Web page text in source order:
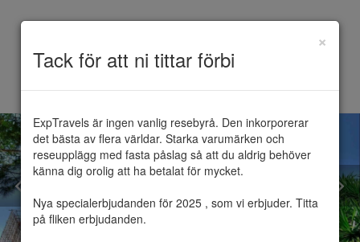
Tack för att ni tittar förbi
×
ExpTravels är ingen vanlig resebyrå. Den inkorporerar
det bästa av flera världar. Starka varumärken och
reseupplägg med fasta påslag så att du aldrig behöver
känna dig orolig att ha betalat för mycket.
Nya specialerbjudanden för 2025 , som vi erbjuder. Titta
på fliken erbjudanden.